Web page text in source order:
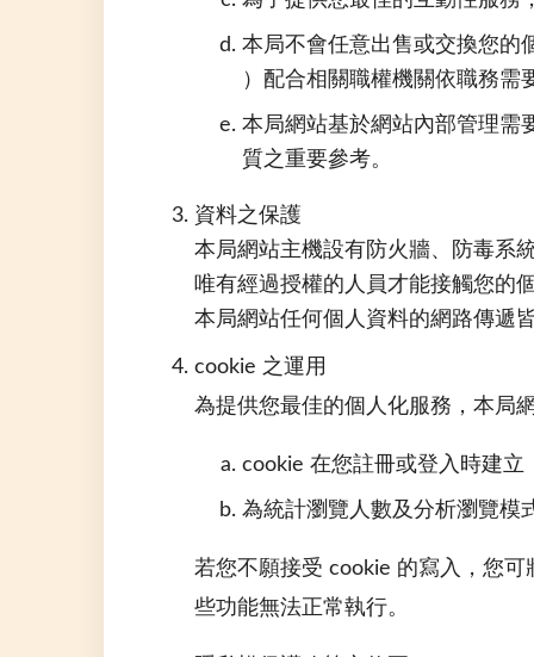
本局不會任意出售或交換您的
）配合相關職權機關依職務需
本局網站基於網站內部管理需
質之重要參考。
資料之保護
本局網站主機設有防火牆、防毒系
唯有經過授權的人員才能接觸您的
本局網站任何個人資料的網路傳遞
cookie 之運用
為提供您最佳的個人化服務，本局
cookie 在您註冊或登入時建立
為統計瀏覽人數及分析瀏覽模
若您不願接受 cookie 的寫入，您
些功能無法正常執行。